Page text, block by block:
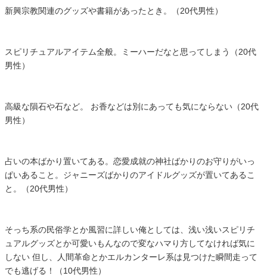
新興宗教関連のグッズや書籍があったとき。（20代男性）
スピリチュアルアイテム全般。ミーハーだなと思ってしまう（20代
男性）
高級な隕石や石など。 お香などは別にあっても気にならない（20代
男性）
占いの本ばかり置いてある。恋愛成就の神社ばかりのお守りがいっ
ぱいあること。ジャニーズばかりのアイドルグッズが置いてあるこ
と。（20代男性）
そっち系の民俗学とか風習に詳しい俺としては、浅い浅いスピリチ
ュアルグッズとか可愛いもんなので変なハマり方してなければ気に
しない 但し、人間革命とかエルカンターレ系は見つけた瞬間走って
でも逃げる！（10代男性）